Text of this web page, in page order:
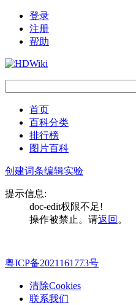
登录
注册
帮助
首页
百科分类
排行榜
图片百科
创建词条编辑实验
提示信息:
doc-edit权限不足!
操作被禁止。请返回 。
粤ICP备2021161773号
清除Cookies
联系我们